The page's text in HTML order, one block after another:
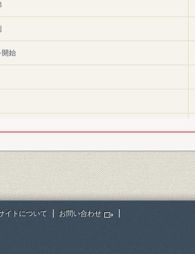
始
イトについて お問い合わせ